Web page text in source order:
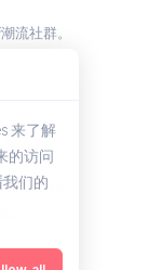
流社群。
其他
HOSTEYE
来了解
的访问
们的